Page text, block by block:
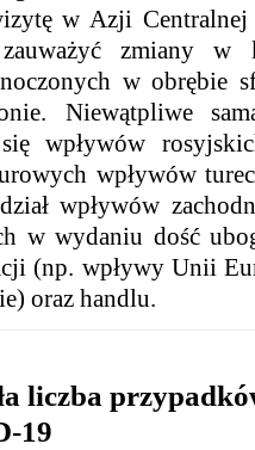
w Azji Centralnej
zmiany w
w obrębie
Niewątpliwe
się wpływów
wpływów
wpływów
w wydaniu dość
(np. wpływy Unii
oraz handlu.
liczba
19